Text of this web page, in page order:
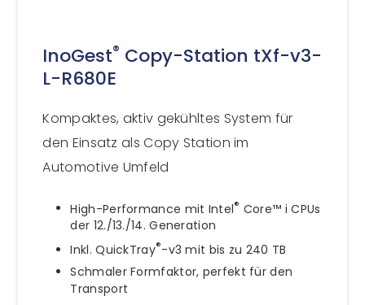
InoGest® Copy-Station tXf-v3-
L-R680E
Kompaktes, aktiv gekühltes System für
den Einsatz als Copy Station im
Automotive Umfeld
High-Performance mit Intel® Core™ i CPUs
der 12./13./14. Generation
Inkl. QuickTray®-v3 mit bis zu 240 TB
Schmaler Formfaktor, perfekt für den
Transport